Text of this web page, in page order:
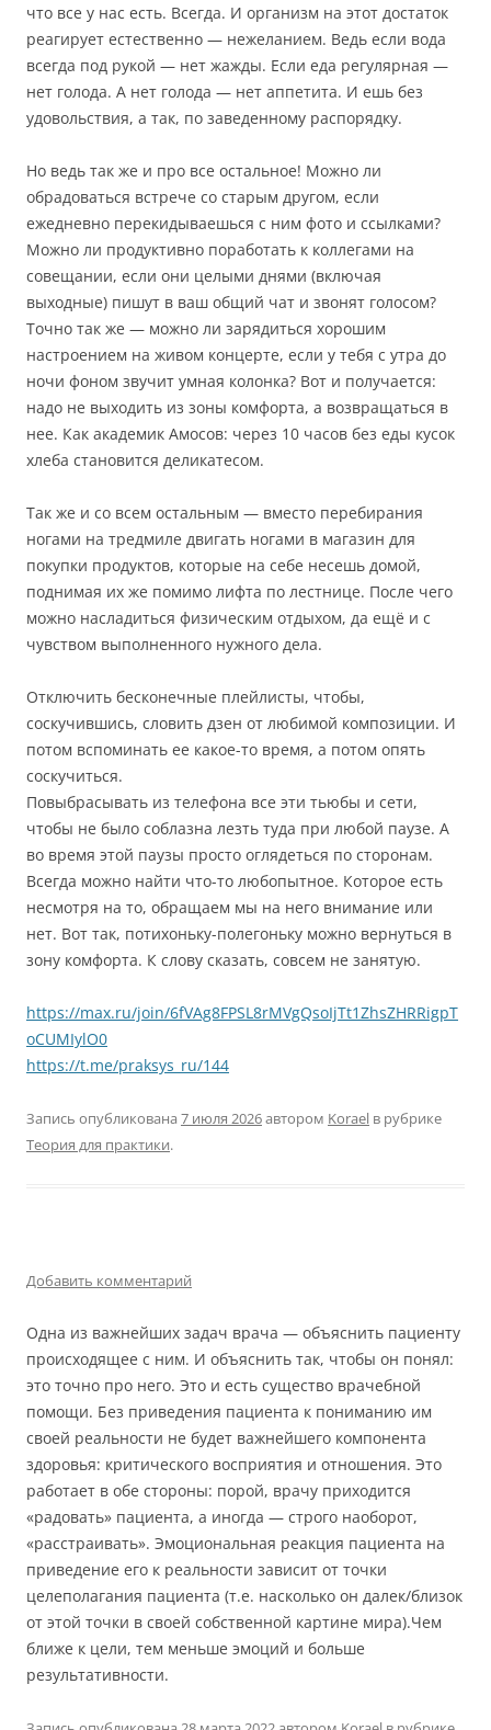
что все у нас есть. Всегда. И организм на этот достаток
реагирует естественно — нежеланием. Ведь если вода
всегда под рукой — нет жажды. Если еда регулярная —
нет голода. А нет голода — нет аппетита. И ешь без
удовольствия, а так, по заведенному распорядку.
Но ведь так же и про все остальное! Можно ли
обрадоваться встрече со старым другом, если
ежедневно перекидываешься с ним фото и ссылками?
Можно ли продуктивно поработать к коллегами на
совещании, если они целыми днями (включая
выходные) пишут в ваш общий чат и звонят голосом?
Точно так же — можно ли зарядиться хорошим
настроением на живом концерте, если у тебя с утра до
ночи фоном звучит умная колонка? Вот и получается:
надо не выходить из зоны комфорта, а возвращаться в
нее. Как академик Амосов: через 10 часов без еды кусок
хлеба становится деликатесом.
Так же и со всем остальным — вместо перебирания
ногами на тредмиле двигать ногами в магазин для
покупки продуктов, которые на себе несешь домой,
поднимая их же помимо лифта по лестнице. После чего
можно насладиться физическим отдыхом, да ещё и с
чувством выполненного нужного дела.
Отключить бесконечные плейлисты, чтобы,
соскучившись, словить дзен от любимой композиции. И
потом вспоминать ее какое-то время, а потом опять
соскучиться.
Повыбрасывать из телефона все эти тьюбы и сети,
чтобы не было соблазна лезть туда при любой паузе. А
во время этой паузы просто оглядеться по сторонам.
Всегда можно найти что-то любопытное. Которое есть
несмотря на то, обращаем мы на него внимание или
нет. Вот так, потихоньку-полегоньку можно вернуться в
зону комфорта. К слову сказать, совсем не занятую.
https://max.ru/join/6fVAg8FPSL8rMVgQsoIjTt1ZhsZHRRigpT
oCUMIylO0
https://t.me/praksys_ru/144
Запись опубликована 7 июля 2026автором Korael в рубрике
Теория для практики.
Добавить комментарий
Одна из важнейших задач врача — объяснить пациенту
происходящее с ним. И объяснить так, чтобы он понял:
это точно про него. Это и есть существо врачебной
помощи. Без приведения пациента к пониманию им
своей реальности не будет важнейшего компонента
здоровья: критического восприятия и отношения. Это
работает в обе стороны: порой, врачу приходится
«радовать» пациента, а иногда — строго наоборот,
«расстраивать». Эмоциональная реакция пациента на
приведение его к реальности зависит от точки
целеполагания пациента (т.е. насколько он далек/близок
от этой точки в своей собственной картине мира).Чем
ближе к цели, тем меньше эмоций и больше
результативности.